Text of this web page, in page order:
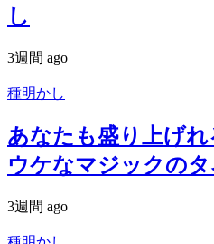
し
3週間 ago
種明かし
あなたも盛り上げ
ウケなマジックの
3週間 ago